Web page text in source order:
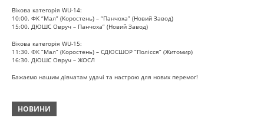
Вікова категорія WU-14:
10:00. ФК “Мал” (Коростень) – “Панчоха” (Новий Завод)
15:00. ДЮШС Овруч – Панчоха” (Новий Завод)
Вікова категорія WU-15:
11:30. ФК “Мал” (Коростень) – СДЮСШОР “Полісся” (Житомир)
16:30. ДЮШС Овруч – ЖОСЛ
Бажаємо нашим дівчатам удачі та настрою для нових перемог!
НОВИНИ